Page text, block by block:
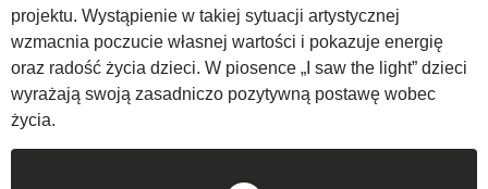
projektu. Wystąpienie w takiej sytuacji artystycznej
wzmacnia poczucie własnej wartości i pokazuje energię
oraz radość życia dzieci. W piosence „I saw the light” dzieci
wyrażają swoją zasadniczo pozytywną postawę wobec
życia.